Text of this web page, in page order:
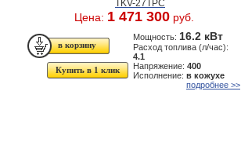
Цена: 1 471 300руб.
Купить в 1 клик
Мощность: 16.2 кВт
Расход топлива (л/час):
4.1
Напряжение: 400
Исполнение: в кожухе
подробнее >>